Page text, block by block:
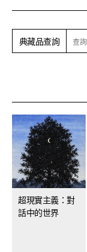
典藏品查詢
超現實主義：對
話中的世界